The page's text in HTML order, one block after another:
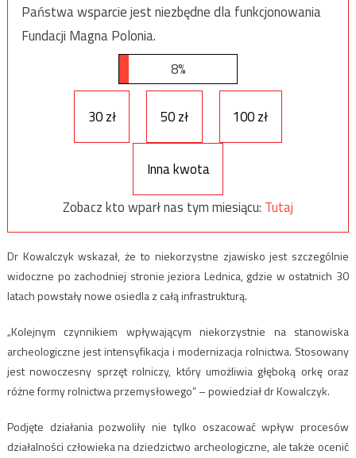
Państwa wsparcie jest niezbędne dla funkcjonowania
Fundacji Magna Polonia.
8%
30 zł 50 zł 100 zł
Inna kwota
Zobacz kto wparł nas tym miesiącu: Tutaj
Dr Kowalczyk wskazał, że to niekorzystne zjawisko jest szczególnie
widoczne po zachodniej stronie jeziora Lednica, gdzie w ostatnich 30
latach powstały nowe osiedla z całą infrastrukturą.
„Kolejnym czynnikiem wpływającym niekorzystnie na stanowiska
archeologiczne jest intensyfikacja i modernizacja rolnictwa. Stosowany
jest nowoczesny sprzęt rolniczy, który umożliwia głęboką orkę oraz
różne formy rolnictwa przemysłowego” – powiedział dr Kowalczyk.
Podjęte działania pozwoliły nie tylko oszacować wpływ procesów
działalności człowieka na dziedzictwo archeologiczne, ale także ocenić